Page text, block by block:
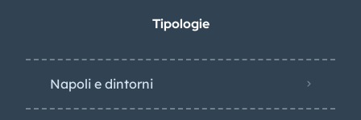
Tipologie
Napoli e dintorni